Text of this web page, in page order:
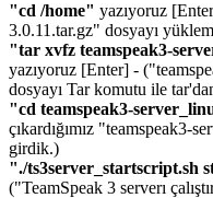
"cd /home" yazıyoruz
3.0.11.tar.gz" dosyayı
"tar xvfz teamspeak3-
yazıyoruz [Enter] -
dosyayı Tar komutu ile
"cd teamspeak3-
çıkardığımız "teamspeak3-
girdik.)
"./ts3server_startscript.sh
("TeamSpeak 3 serverı